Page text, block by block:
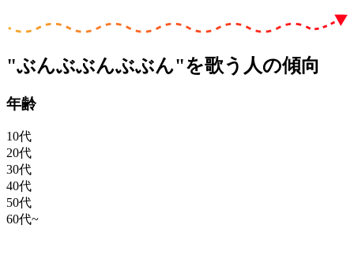
"ぶんぶぶんぶぶん"を歌う人の傾向
年齢
10代
20代
30代
40代
50代
60代~